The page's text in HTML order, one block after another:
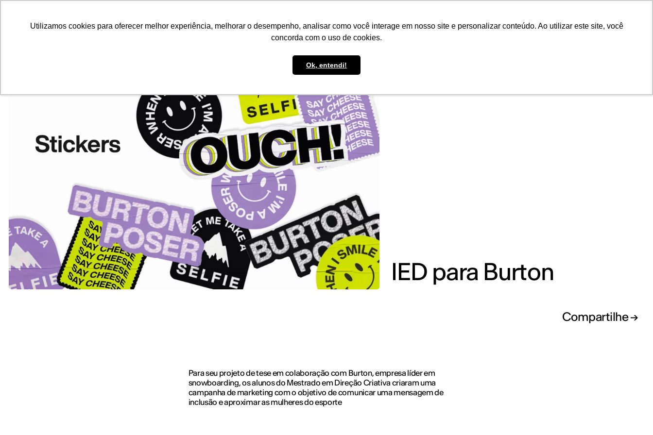
Utilizamos cookies para oferecer melhor experiência, melhorar o desempenho, analisar como você interage em nosso site e personalizar conteúdo. Ao utilizar este site, você
concorda com o uso de cookies.
Ok, entendi!
IED para Burton
Compartilhe
Para seu projeto de tese em colaboração com Burton, empresa líder em
snowboarding, os alunos do Mestrado em Direção Criativa criaram uma
campanha de marketing com o objetivo de comunicar uma mensagem de
inclusão e aproximar as mulheres do esporte